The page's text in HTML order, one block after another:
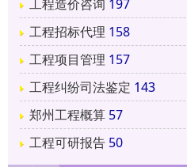
工程造价咨询 197
工程招标代理 158
工程项目管理 157
工程纠纷司法鉴定 143
郑州工程概算 57
工程可研报告 50